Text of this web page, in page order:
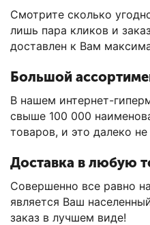
Смотрите сколько
лишь пара кликов и
доставлен к Вам
Большой
В нашем интернет-
свыше 100 000
товаров, и это далеко не
Доставка в любую
Совершенно все равно
является Ваш
заказ в лучшем виде!